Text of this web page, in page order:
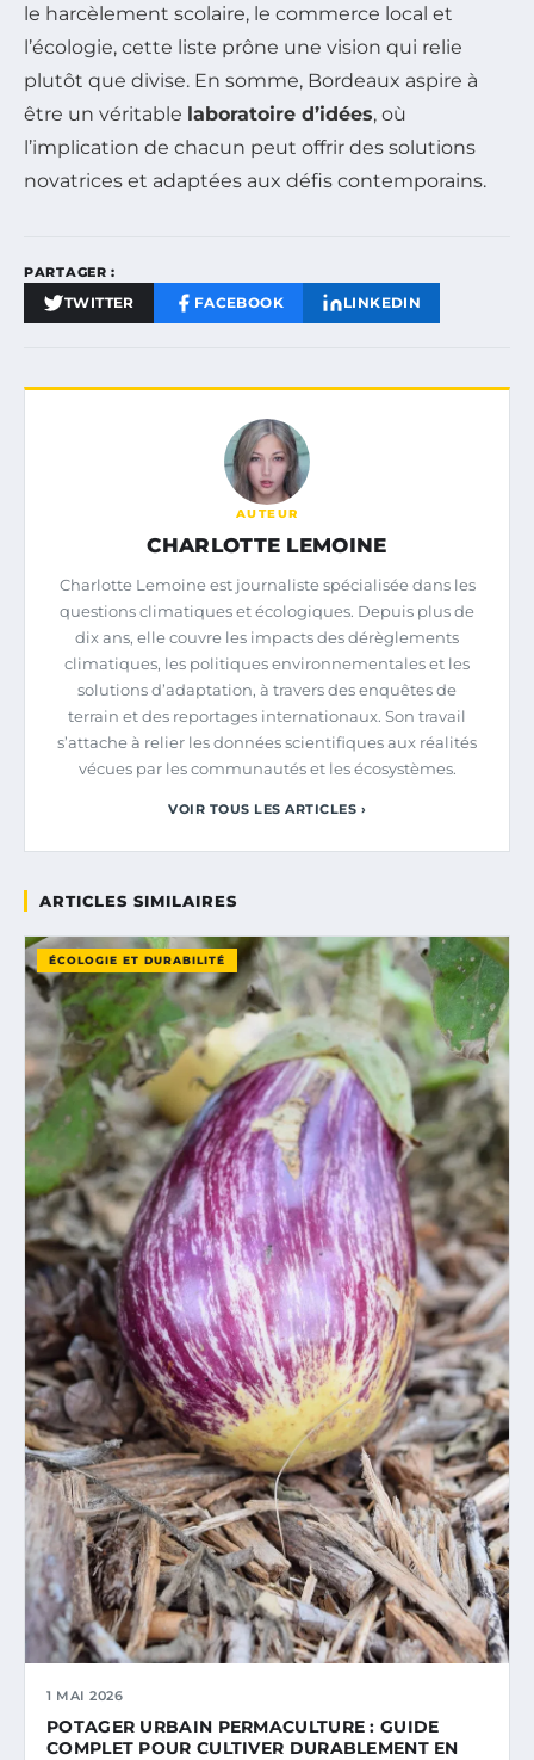
le harcèlement scolaire, le commerce local et
l’écologie, cette liste prône une vision qui relie
plutôt que divise. En somme, Bordeaux aspire à
être un véritable laboratoire d’idées, où
l’implication de chacun peut offrir des solutions
novatrices et adaptées aux défis contemporains.
PARTAGER :
TWITTER FACEBOOK LINKEDIN
AUTEUR
CHARLOTTE LEMOINE
Charlotte Lemoine est journaliste spécialisée dans les
questions climatiques et écologiques. Depuis plus de
dix ans, elle couvre les impacts des dérèglements
climatiques, les politiques environnementales et les
solutions d’adaptation, à travers des enquêtes de
terrain et des reportages internationaux. Son travail
s’attache à relier les données scientifiques aux réalités
vécues par les communautés et les écosystèmes.
VOIR TOUS LES ARTICLES ›
ARTICLES SIMILAIRES
ÉCOLOGIE ET DURABILITÉ
1 MAI 2026
POTAGER URBAIN PERMACULTURE : GUIDE
COMPLET POUR CULTIVER DURABLEMENT EN